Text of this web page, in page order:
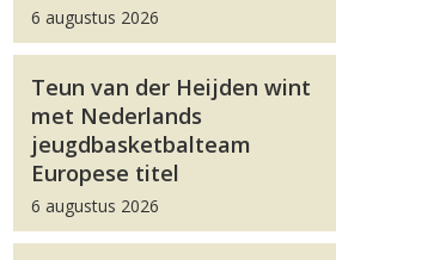
6 augustus 2026
Teun van der Heijden wint
met Nederlands
jeugdbasketbalteam
Europese titel
6 augustus 2026